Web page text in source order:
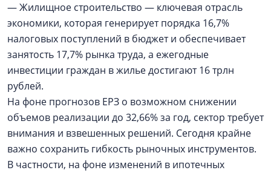
— Жилищное строительство — ключевая отрасль
экономики, которая генерирует порядка 16,7%
налоговых поступлений в бюджет и обеспечивает
занятость 17,7% рынка труда, а ежегодные
инвестиции граждан в жилье достигают 16 трлн
рублей.
На фоне прогнозов ЕРЗ о возможном снижении
объемов реализации до 32,66% за год, сектор требует
внимания и взвешенных решений. Сегодня крайне
важно сохранить гибкость рыночных инструментов.
В частности, на фоне изменений в ипотечных